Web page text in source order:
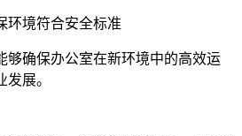
环境符合安全标准
够确保办公室在新环境中的高效运
展。